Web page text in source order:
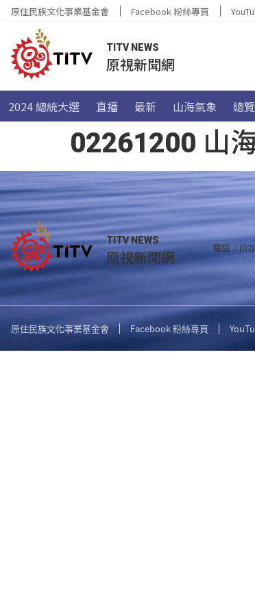
原住民族文化事業基金會 Facebook 粉絲專頁
TITV NEWS
原視新聞網
2024 總統大選 直播 最新 山海氣象 總覽
02261200 山
TITV NEWS
原視新聞網 電話：
原住民族文化事業基金會 Facebook 粉絲專頁